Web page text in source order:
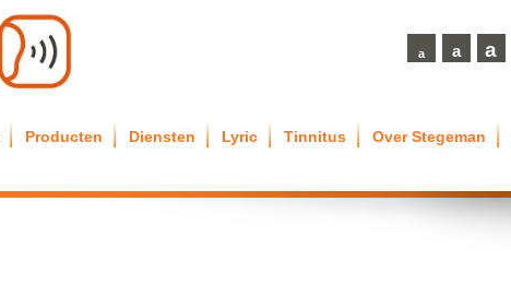
a a a
Producten Diensten Lyric Tinnitus Over Stegeman